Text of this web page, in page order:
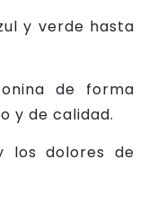
y verde hasta
de forma
y de calidad.
los dolores de